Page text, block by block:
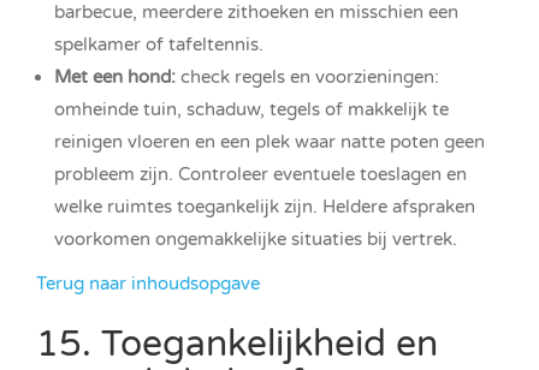
barbecue, meerdere zithoeken en misschien een
spelkamer of tafeltennis.
Met een hond: check regels en voorzieningen:
omheinde tuin, schaduw, tegels of makkelijk te
reinigen vloeren en een plek waar natte poten geen
probleem zijn. Controleer eventuele toeslagen en
welke ruimtes toegankelijk zijn. Heldere afspraken
voorkomen ongemakkelijke situaties bij vertrek.
Terug naar inhoudsopgave
15. Toegankelijkheid en